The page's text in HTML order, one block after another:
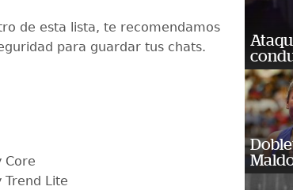
de esta lista, te recomendamos
para guardar tus chats.
Core
Trend Lite